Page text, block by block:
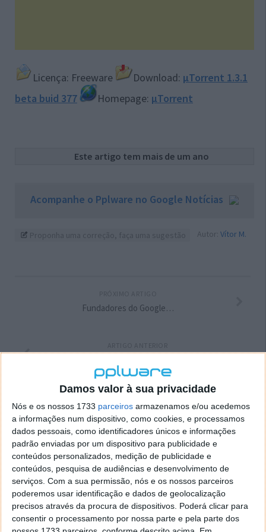
Damos valor à sua privacidade
Nós e os nossos 1733 parceiros armazenamos e/ou acedemos
a informações num dispositivo, como cookies, e processamos
dados pessoais, como identificadores únicos e informações
padrão enviadas por um dispositivo para publicidade e
conteúdos personalizados, medição de publicidade e
conteúdos, pesquisa de audiências e desenvolvimento de
serviços. Com a sua permissão, nós e os nossos parceiros
poderemos usar identificação e dados de geolocalização
precisos através da procura de dispositivos. Poderá clicar para
consentir o processamento por nossa parte e pela parte dos
Licença: Freeware Download: µTorrent 1.3.1
beta buid 377
Homepage: µTorrent
Este artigo tem mais de um ano
Acompanhe o Pplware no Google Notícias
Autor:Vítor M.
Fundadores do Google…